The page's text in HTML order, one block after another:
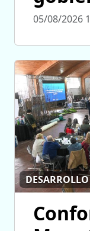
05/08/2026